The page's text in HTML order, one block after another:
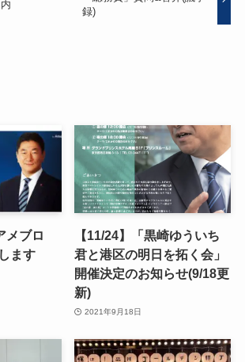
録)
メブロ
ます
【11/24】「黒崎ゆういち
君と港区の明日を拓く会」
開催決定のお知らせ(9/18更
新)
2021年9月18日